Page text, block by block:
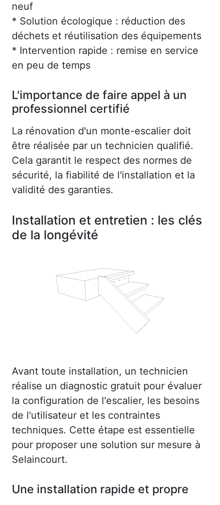
neuf
* Solution écologique : réduction des
déchets et réutilisation des équipements
* Intervention rapide : remise en service
en peu de temps
L'importance de faire appel à un
professionnel certifié
La rénovation d'un monte-escalier doit
être réalisée par un technicien qualifié.
Cela garantit le respect des normes de
sécurité, la fiabilité de l'installation et la
validité des garanties.
Installation et entretien : les clés
de la longévité
Avant toute installation, un technicien
réalise un diagnostic gratuit pour évaluer
la configuration de l'escalier, les besoins
de l'utilisateur et les contraintes
techniques. Cette étape est essentielle
pour proposer une solution sur mesure à
Selaincourt.
Une installation rapide et propre